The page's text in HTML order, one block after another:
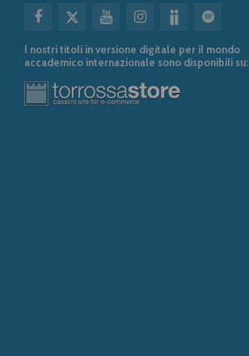
I nostri titoli in versione digitale per il mondo
accademico internazionale sono disponibili su: